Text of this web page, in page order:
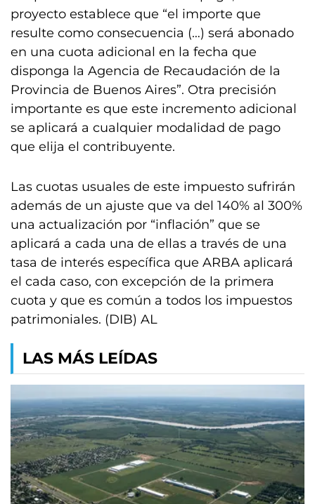
proyecto establece que “el importe que
resulte como consecuencia (…) será abonado
en una cuota adicional en la fecha que
disponga la Agencia de Recaudación de la
Provincia de Buenos Aires”. Otra precisión
importante es que este incremento adicional
se aplicará a cualquier modalidad de pago
que elija el contribuyente.
Las cuotas usuales de este impuesto sufrirán
además de un ajuste que va del 140% al 300%
una actualización por “inflación” que se
aplicará a cada una de ellas a través de una
tasa de interés específica que ARBA aplicará
el cada caso, con excepción de la primera
cuota y que es común a todos los impuestos
patrimoniales. (DIB) AL
LAS MÁS LEÍDAS